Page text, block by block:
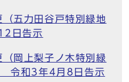
五力田谷戸特別緑地
日告示
岡上梨子ノ木特別緑
令和3年4月8日告示